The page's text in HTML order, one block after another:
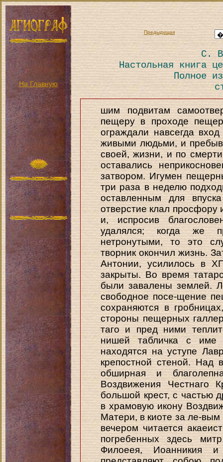
На Главную
Предыдущая
С.
Настольная книга
Полное
шим подвитам
пещеру в проходе
ограждали навсегда
живыми людьми, и
своей, жизни, и по
оставались
затвором. Игумен
три раза в неделю
оставленным для
отверстие клал
и, испросив
удалялся; когда же
нетронутыми, то это
творник окончил жизнь.
Антонии, усилилось в
закрыты. Во время
были завалены землей.
свободное посе-щение
сохраняются в
стороны пещерных
таго и пред ними
нишей табличка с име
находятся на уступе
крепостной стеной.
обширная и
Воздвижения Честнаго
большой крест, с частью
в храмовую икону
Матери, в киоте за ле-вым
вечером читается
погребенных здесь
Филоеея, Иоанникия